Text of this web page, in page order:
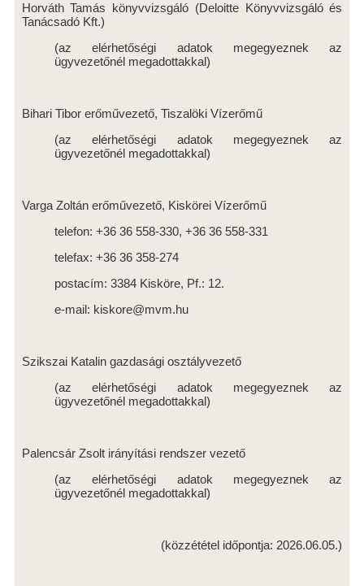
INTEGRÁLT IRÁNYÍTÁSI RENDSZER
SZÁMLÁZÁSI RENDSZER ZÁRTSÁGA
KÖZÉRDEKŰ ADATOK
KÖZADATKERESŐ
ELÉRHETŐSÉGEK
KARRIER
AKTUÁLIS ÁLLÁSAJÁNLATAINK
Horváth Tamás könyvvizsgáló (Deloitte Könyvvizsgáló és
Tanácsadó Kft.)
(az elérhetőségi adatok megegyeznek az
ügyvezetőnél megadottakkal)
Bihari Tibor erőművezető, Tiszalöki Vízerőmű
(az elérhetőségi adatok megegyeznek az
ügyvezetőnél megadottakkal)
Varga Zoltán erőművezető, Kiskörei Vízerőmű
telefon: +36 36 558-330, +36 36 558-331
telefax: +36 36 358-274
postacím: 3384 Kisköre, Pf.: 12.
e-mail: kiskore@mvm.hu
Szikszai Katalin gazdasági osztályvezető
(az elérhetőségi adatok megegyeznek az
ügyvezetőnél megadottakkal)
Palencsár Zsolt irányítási rendszer vezető
(az elérhetőségi adatok megegyeznek az
ügyvezetőnél megadottakkal)
(közzététel időpontja: 2026.06.05.)